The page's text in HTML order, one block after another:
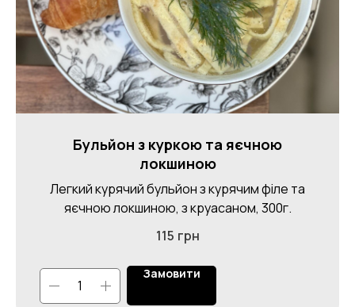
Бульйон з куркою та яєчною
локшиною
Легкий курячий бульйон з курячим філе та
яєчною локшиною, з круасаном, 300г.
115 грн
Замовити